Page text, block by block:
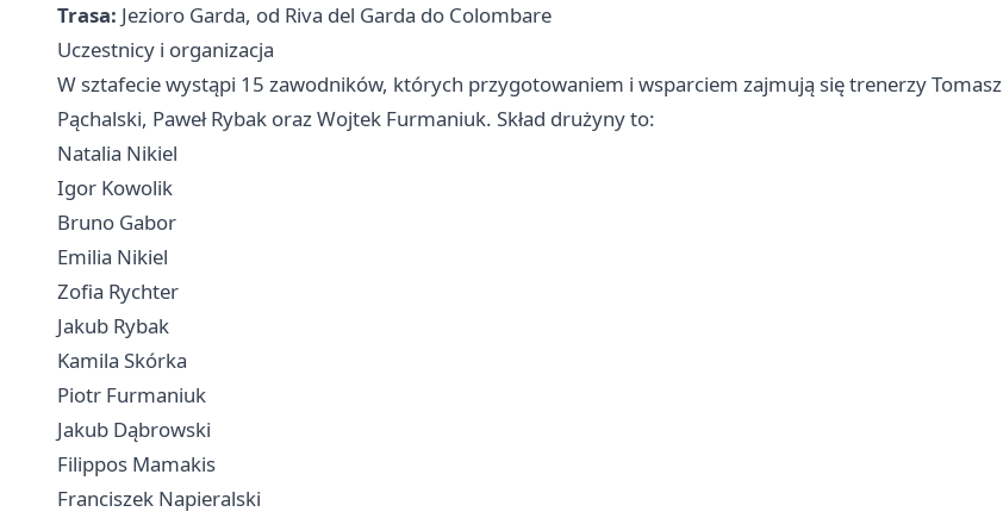
Trasa: Jezioro Garda, od Riva del Garda do Colombare
Uczestnicy i organizacja
W sztafecie wystąpi 15 zawodników, których przygotowaniem i wsparciem zajmują się trenerzy Tomasz
Pąchalski, Paweł Rybak oraz Wojtek Furmaniuk. Skład drużyny to:
Natalia Nikiel
Igor Kowolik
Bruno Gabor
Emilia Nikiel
Zofia Rychter
Jakub Rybak
Kamila Skórka
Piotr Furmaniuk
Jakub Dąbrowski
Filippos Mamakis
Franciszek Napieralski